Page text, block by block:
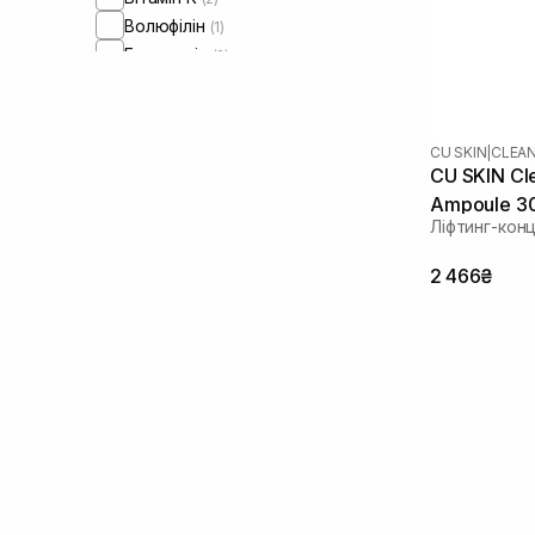
Волюфілін (1)
Гамамеліс (2)
CU SKIN
CU SKIN
Ampoule
Ліфтинг-
2 466₴